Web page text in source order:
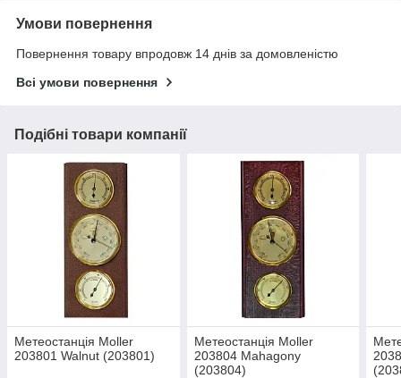
Умови повернення
Повернення товару впродовж 14 днів за домовленістю
Всі умови повернення
Подібні товари компанії
Метеостанція Moller
203801 Walnut (203801)
Метеостанція Moller
203804 Mahagony
(203804)